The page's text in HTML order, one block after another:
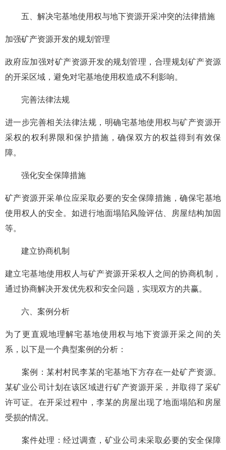
五、解决宅基地使用权与地下资源开采冲突的法律措施
加强矿产资源开发的规划管理
政府应加强对矿产资源开发的规划管理，合理规划矿产资源
的开采区域，避免对宅基地使用权造成不利影响。
完善法律法规
进一步完善相关法律法规，明确宅基地使用权与矿产资源开
采权的权利界限和保护措施，确保双方的权益得到有效保
障。
强化安全保障措施
矿产资源开采单位应采取必要的安全保障措施，确保宅基地
使用权人的安全。如进行地面塌陷风险评估、房屋结构加固
等。
建立协商机制
建立宅基地使用权人与矿产资源开采权人之间的协商机制，
通过协商解决开发优先权和安全问题，实现双方的共赢。
六、案例分析
为了更直观地理解宅基地使用权与地下资源开采之间的关
系，以下是一个典型案例的分析：
案例：某村村民李某的宅基地下方存在一处矿产资源。
某矿业公司计划在该区域进行矿产资源开采，并取得了采矿
许可证。在开采过程中，李某的房屋出现了地面塌陷和房屋
受损的情况。
案件处理：经过调查，矿业公司未采取必要的安全保障